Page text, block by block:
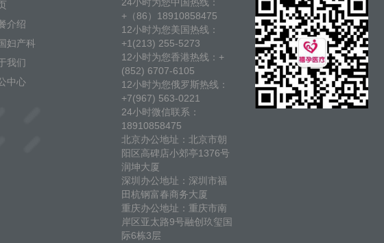
介绍
妇产科
我们
中心
24小时为您中国热线：
+（86）18910858475
12小时为您美国热线：
+1(213) 255-5273
12小时为您香港热线：+
(852) 6707-6105
12小时为您俄罗斯热线：
+7(967) 563-0221
24小时微信联系：
18910858475
北京办公地址：北京市朝
阳区高碑店小郊亭1376号
润坤大厦
深圳办公地址：深圳市福
田杭钢富春商务大厦
重庆办公地址：重庆市南
岸区亚太路9号融创玖玺国
际6栋3层